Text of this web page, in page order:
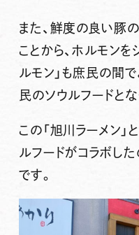
また、鮮度の良い豚
ことから、ホルモン
ルモン」も庶民の間
民のソウルフードとな
この「旭川ラーメン」
ルフードがコラボし
です。